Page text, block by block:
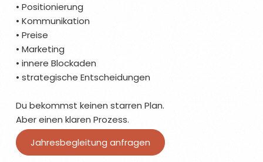
• Positionierung
• Kommunikation
• Preise
• Marketing
• innere Blockaden
• strategische Entscheidungen
Du bekommst keinen starren Plan.
Aber einen klaren Prozess.
Jahresbegleitung anfragen